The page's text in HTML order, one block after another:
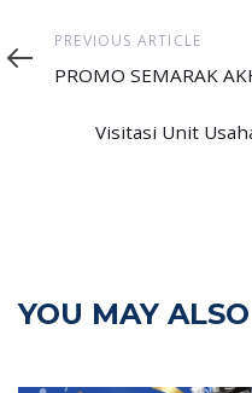
Previous
PREVIOUS ARTICLE
PROMO SEMARAK
Visitasi Unit
YOU MAY